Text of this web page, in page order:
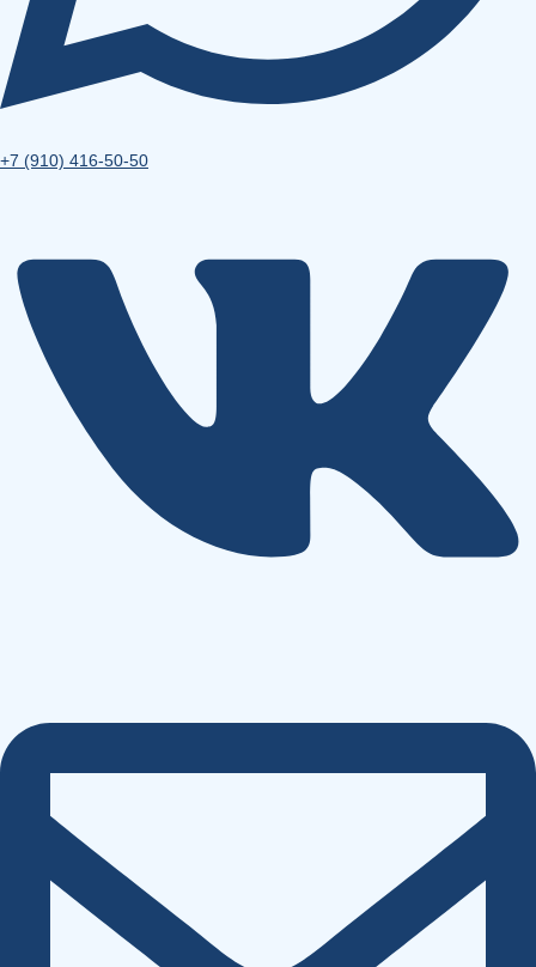
+7 (910) 416-50-50